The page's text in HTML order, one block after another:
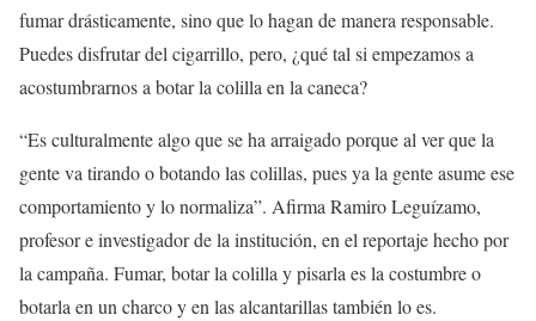
fumar drásticamente, sino que lo hagan de manera responsable.
Puedes disfrutar del cigarrillo, pero, ¿qué tal si empezamos a
acostumbrarnos a botar la colilla en la caneca?
“Es culturalmente algo que se ha arraigado porque al ver que la
gente va tirando o botando las colillas, pues ya la gente asume ese
comportamiento y lo normaliza”. Afirma Ramiro Leguízamo,
profesor e investigador de la institución, en el reportaje hecho por
la campaña. Fumar, botar la colilla y pisarla es la costumbre o
botarla en un charco y en las alcantarillas también lo es.